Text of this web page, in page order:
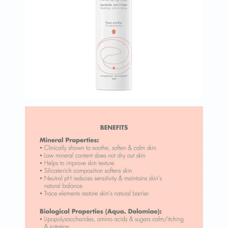
مالتي
فيتامين
فيتامين
أ
ج
فيتامين
د
فيتامين
هـ
المعادن
المغنيسيوم
الحديد